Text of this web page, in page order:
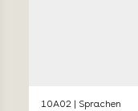
10A02 | Sprachen